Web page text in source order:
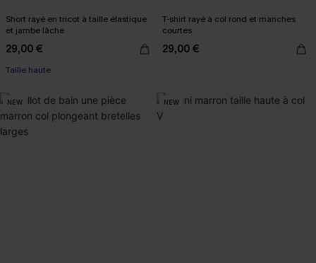
Short rayé en tricot à taille élastique
et jambe lâche
29,00 €
Taille haute
T-shirt rayé à col rond et manches
courtes
29,00 €
NEW NEW